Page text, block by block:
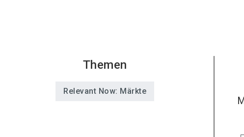
Themen
Relevant Now: Märkte